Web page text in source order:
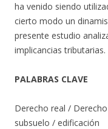
ha venido siendo
cierto modo un
presente estudio
implicancias tributarias.
PALABRAS CLAVE
Derecho real /
subsuelo / edificación